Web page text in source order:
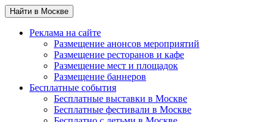
Найти в Москве
Реклама на сайте
Размещение анонсов мероприятий
Размещение ресторанов и кафе
Размещение мест и площадок
Размещение баннеров
Бесплатные события
Бесплатные выставки в Москве
Бесплатные фестивали в Москве